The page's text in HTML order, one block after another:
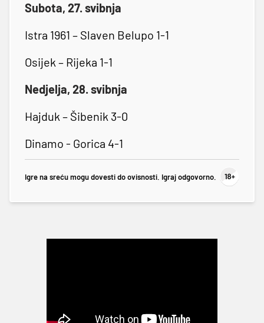
Subota, 27. svibnja
Istra 1961 – Slaven Belupo 1-1
Osijek – Rijeka 1-1
Nedjelja, 28. svibnja
Hajduk – Šibenik 3-0
Dinamo - Gorica 4-1
Igre na sreću mogu dovesti do ovisnosti. Igraj odgovorno.